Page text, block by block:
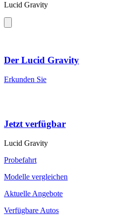
Lucid Gravity
Der Lucid Gravity
Erkunden Sie
Jetzt verfügbar
Lucid Gravity
Probefahrt
Modelle vergleichen
Aktuelle Angebote
Verfügbare Autos